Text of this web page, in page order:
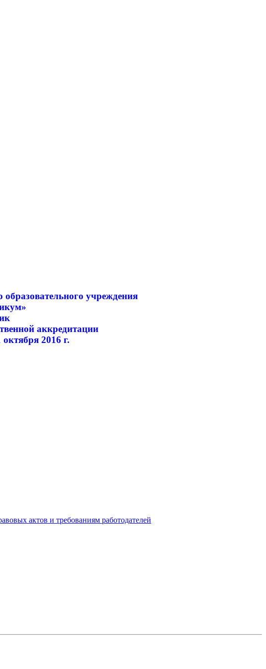
образовательного учреждения
аккредитации
2016 г.
актов и требованиям работодателей